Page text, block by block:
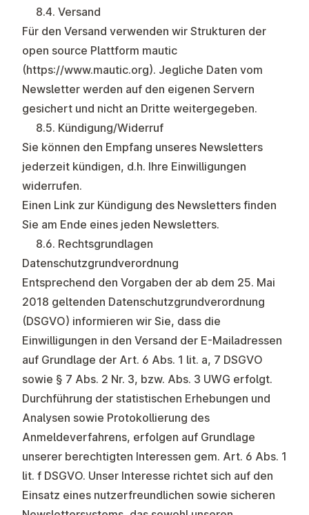
8.4. Versand
Für den Versand verwenden wir Strukturen der
open source Plattform mautic
(https://www.mautic.org). Jegliche Daten vom
Newsletter werden auf den eigenen Servern
gesichert und nicht an Dritte weitergegeben.
8.5. Kündigung/Widerruf
Sie können den Empfang unseres Newsletters
jederzeit kündigen, d.h. Ihre Einwilligungen
widerrufen.
Einen Link zur Kündigung des Newsletters finden
Sie am Ende eines jeden Newsletters.
8.6. Rechtsgrundlagen
Datenschutzgrundverordnung
Entsprechend den Vorgaben der ab dem 25. Mai
2018 geltenden Datenschutzgrundverordnung
(DSGVO) informieren wir Sie, dass die
Einwilligungen in den Versand der E-Mailadressen
auf Grundlage der Art. 6 Abs. 1 lit. a, 7 DSGVO
sowie § 7 Abs. 2 Nr. 3, bzw. Abs. 3 UWG erfolgt.
Durchführung der statistischen Erhebungen und
Analysen sowie Protokollierung des
Anmeldeverfahrens, erfolgen auf Grundlage
unserer berechtigten Interessen gem. Art. 6 Abs. 1
lit. f DSGVO. Unser Interesse richtet sich auf den
Einsatz eines nutzerfreundlichen sowie sicheren